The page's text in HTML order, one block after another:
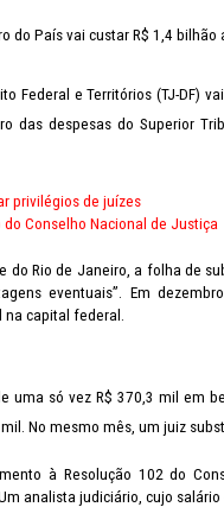
País vai custar R$ 1,4 bilhão
Federal e Territórios (TJ-DF)
das despesas do Superior
privilégios de juízes
Conselho Nacional de Justiça
Rio de Janeiro, a folha de
eventuais”. Em
na capital federal.
uma só vez R$ 370,3 mil em
No mesmo mês, um juiz
à Resolução 102 do
analista judiciário, cujo